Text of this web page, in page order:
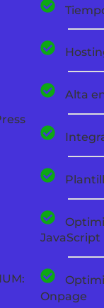
Alta
JavaScript
Onpage